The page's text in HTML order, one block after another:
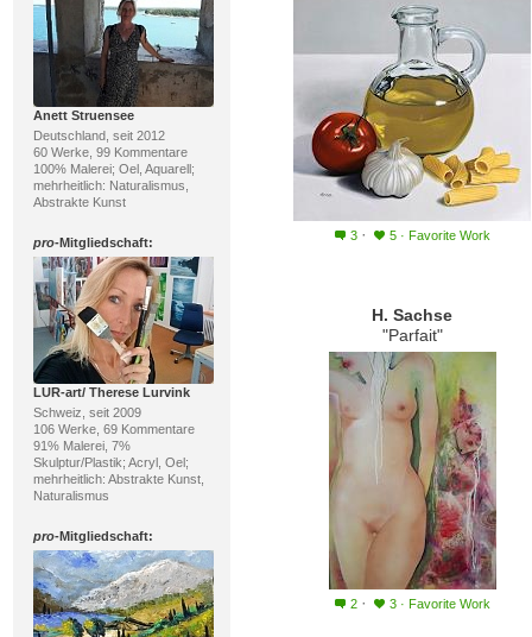
Anett Struensee
Deutschland, seit 2012
60 Werke, 99 Kommentare
100% Malerei; Oel, Aquarell;
mehrheitlich: Naturalismus,
Abstrakte Kunst
pro-Mitgliedschaft:
LUR-art/ Therese Lurvink
Schweiz, seit 2009
106 Werke, 69 Kommentare
91% Malerei, 7%
Skulptur/Plastik; Acryl, Oel;
mehrheitlich: Abstrakte Kunst,
Naturalismus
pro-Mitgliedschaft:
3 · 5 · Favorite Work
H. Sachse
"Parfait"
2 · 3 · Favorite Work